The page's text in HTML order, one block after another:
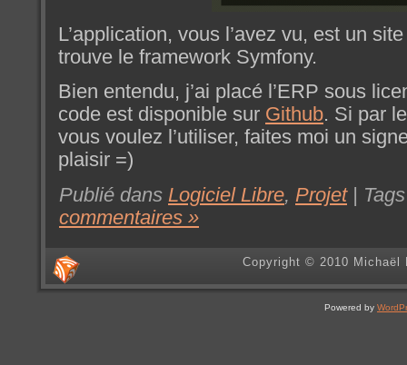
L’application, vous l’avez vu, est un
trouve le framework Symfony.
Bien entendu, j’ai placé l’ERP sous
code est disponible sur Github. Si par
vous voulez l’utiliser, faites moi un
plaisir =)
Publié dans Logiciel Libre, Projet|
commentaires »
Copyright © 2010 Michaël
Powered by